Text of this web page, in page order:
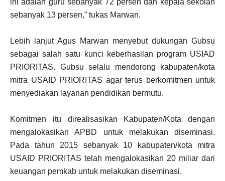
sebanyak 13 persen,” tukas Marwan.
Lebih lanjut Agus Marwan menyebut dukungan Gubsu
sebagai salah satu kunci keberhasilan program USIAD
PRIORITAS. Gubsu selalu mendorong kabupaten/kota
mitra USAID PRIORITAS agar terus berkomitmen untuk
menyediakan layanan pendidikan bermutu.
Komitmen itu direalisasikan Kabupaten/Kota dengan
mengalokasikan APBD untuk melakukan diseminasi.
Pada tahun 2015 sebanyak 10 kabupaten/kota mitra
USAID PRIORITAS telah mengalokasikan 20 miliar dari
keuangan pemkab untuk melakukan diseminasi.